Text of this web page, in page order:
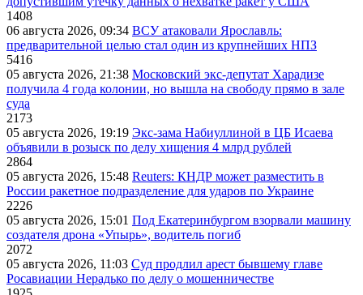
1408
06 августа 2026, 09:34 ВСУ атаковали Ярославль:
предварительной целью стал один из крупнейших НПЗ
5416
05 августа 2026, 21:38 Московский экс-депутат Харадизе
получила 4 года колонии, но вышла на свободу прямо в зале
суда
2173
05 августа 2026, 19:19 Экс-зама Набиуллиной в ЦБ Исаева
объявили в розыск по делу хищения 4 млрд рублей
2864
05 августа 2026, 15:48 Reuters: КНДР может разместить в
России ракетное подразделение для ударов по Украине
2226
05 августа 2026, 15:01 Под Екатеринбургом взорвали машину
создателя дрона «Упырь», водитель погиб
2072
05 августа 2026, 11:03 Суд продлил арест бывшему главе
Росавиации Нерадько по делу о мошенничестве